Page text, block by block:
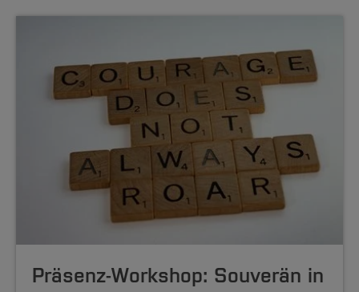
Präsenz-Workshop: Souverän in